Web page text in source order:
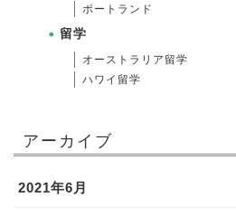
ポートランド
留学
オーストラリア留学
ハワイ留学
アーカイブ
2021年6月